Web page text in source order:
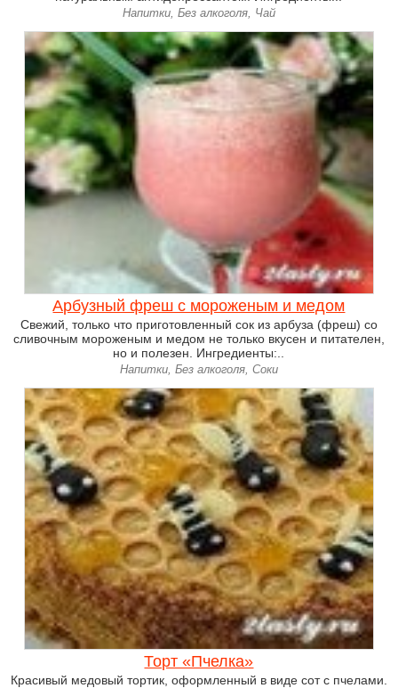
Напитки, Без алкоголя, Чай
Арбузный фреш с мороженым и медом
Свежий, только что приготовленный сок из арбуза (фреш) со
сливочным мороженым и медом не только вкусен и питателен,
но и полезен. Ингредиенты:..
Напитки, Без алкоголя, Соки
Торт «Пчелка»
Красивый медовый тортик, оформленный в виде сот с пчелами.